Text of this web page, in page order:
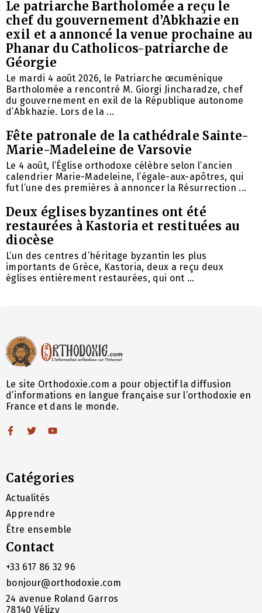
Le patriarche Bartholomée a reçu le
chef du gouvernement d’Abkhazie en
exil et a annoncé la venue prochaine au
Phanar du Catholicos-patriarche de
Géorgie
Le mardi 4 août 2026, le Patriarche œcuménique
Bartholomée a rencontré M. Giorgi Jincharadze, chef
du gouvernement en exil de la République autonome
d’Abkhazie. Lors de la ...
Fête patronale de la cathédrale Sainte-
Marie-Madeleine de Varsovie
Le 4 août, l’Église orthodoxe célèbre selon l’ancien
calendrier Marie-Madeleine, l’égale-aux-apôtres, qui
fut l’une des premières à annoncer la Résurrection ...
Deux églises byzantines ont été
restaurées à Kastoria et restituées au
diocèse
L’un des centres d’héritage byzantin les plus
importants de Grèce, Kastoria, deux a reçu deux
églises entièrement restaurées, qui ont ...
Le site Orthodoxie.com a pour objectif la diffusion
d’informations en langue française sur l’orthodoxie en
France et dans le monde.
Catégories
Actualités
Apprendre
Être ensemble
Contact
+33 617 86 32 96
bonjour@orthodoxie.com
24 avenue Roland Garros
78140 Vélizy